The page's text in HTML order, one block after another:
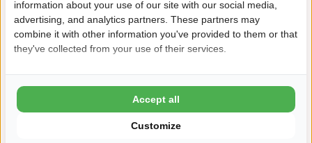
"Genießen Sie unbeschwerten Genuss in
einer natürlichen Umgebung!"
information about your use of our site with our social media,
advertising, and analytics partners. These partners may
combine it with other information you've provided to them or that
they've collected from your use of their services.
Customize
Accept all